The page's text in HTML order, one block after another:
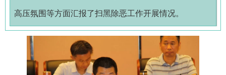
高压氛围等方面汇报了扫黑除恶工作开展情况。